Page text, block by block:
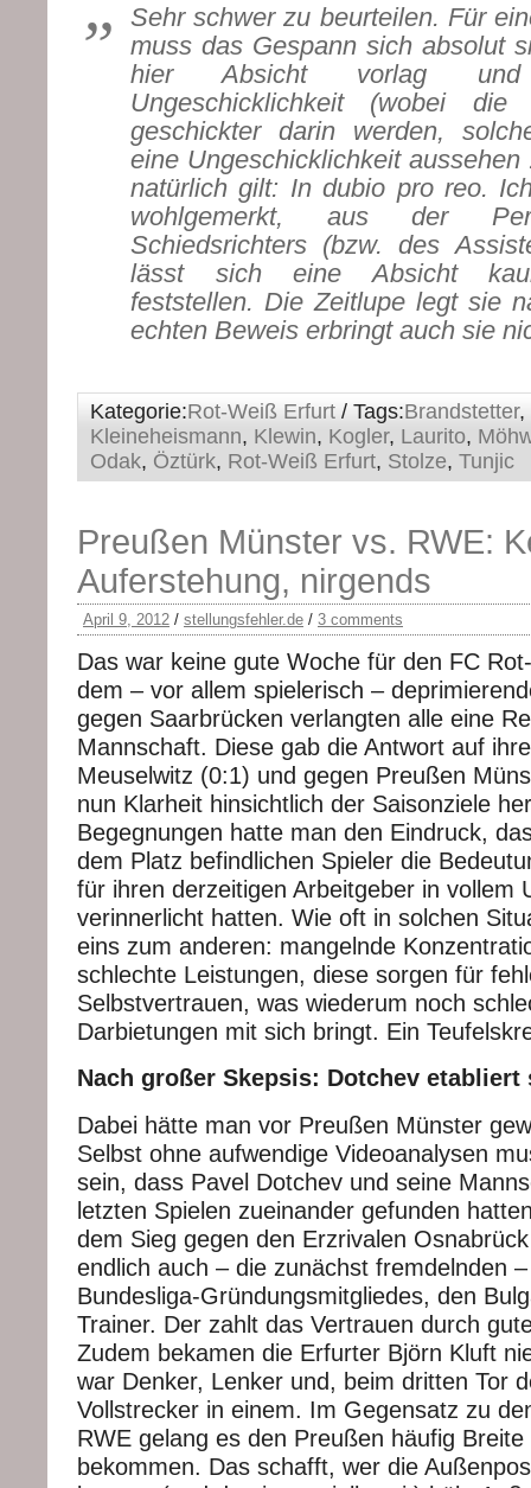
Sehr schwer zu beurteilen. Für
muss das Gespann sich absolut
hier Absicht vorlag
Ungeschicklichkeit (wobei die
geschickter darin werden,
eine Ungeschicklichkeit
natürlich gilt: In dubio pro reo.
wohlgemerkt, aus der
Schiedsrichters (bzw. des
lässt sich eine Absicht
feststellen. Die Zeitlupe legt sie
echten Beweis erbringt auch sie
Kategorie:Rot-Weiß Erfurt / Tags:Brandstetter,
Kleineheismann, Klewin, Kogler, Laurito,
Odak, Öztürk, Rot-Weiß Erfurt, Stolze, Tunjic
Preußen Münster vs. RWE:
Auferstehung, nirgends
April 9, 2012 / stellungsfehler.de / 3 comments
Das war keine gute Woche für den FC
dem – vor allem spielerisch –
gegen Saarbrücken verlangten alle eine
Mannschaft. Diese gab die Antwort auf
Meuselwitz (0:1) und gegen Preußen
nun Klarheit hinsichtlich der Saisonziele
Begegnungen hatte man den Eindruck,
dem Platz befindlichen Spieler die
für ihren derzeitigen Arbeitgeber in vollem
verinnerlicht hatten. Wie oft in solchen
eins zum anderen: mangelnde
schlechte Leistungen, diese sorgen für
Selbstvertrauen, was wiederum noch
Darbietungen mit sich bringt. Ein
Nach großer Skepsis: Dotchev
Dabei hätte man vor Preußen Münster
Selbst ohne aufwendige Videoanalysen
sein, dass Pavel Dotchev und seine
letzten Spielen zueinander gefunden
dem Sieg gegen den Erzrivalen
endlich auch – die zunächst fremdelnden
Bundesliga-Gründungsmitgliedes, den
Trainer. Der zahlt das Vertrauen durch
Zudem bekamen die Erfurter Björn Kluft
war Denker, Lenker und, beim dritten Tor
Vollstrecker in einem. Im Gegensatz zu
RWE gelang es den Preußen häufig
bekommen. Das schafft, wer die